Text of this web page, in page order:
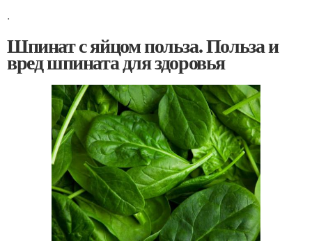
.
Шпинат с яйцом польза. Польза и
вред шпината для здоровья